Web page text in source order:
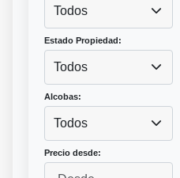
Todos
Estado Propiedad:
Todos
Alcobas:
Todos
Precio desde: